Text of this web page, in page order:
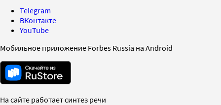
Telegram
ВКонтакте
YouTube
Мобильное приложение Forbes Russia на Android
На сайте работает синтез речи